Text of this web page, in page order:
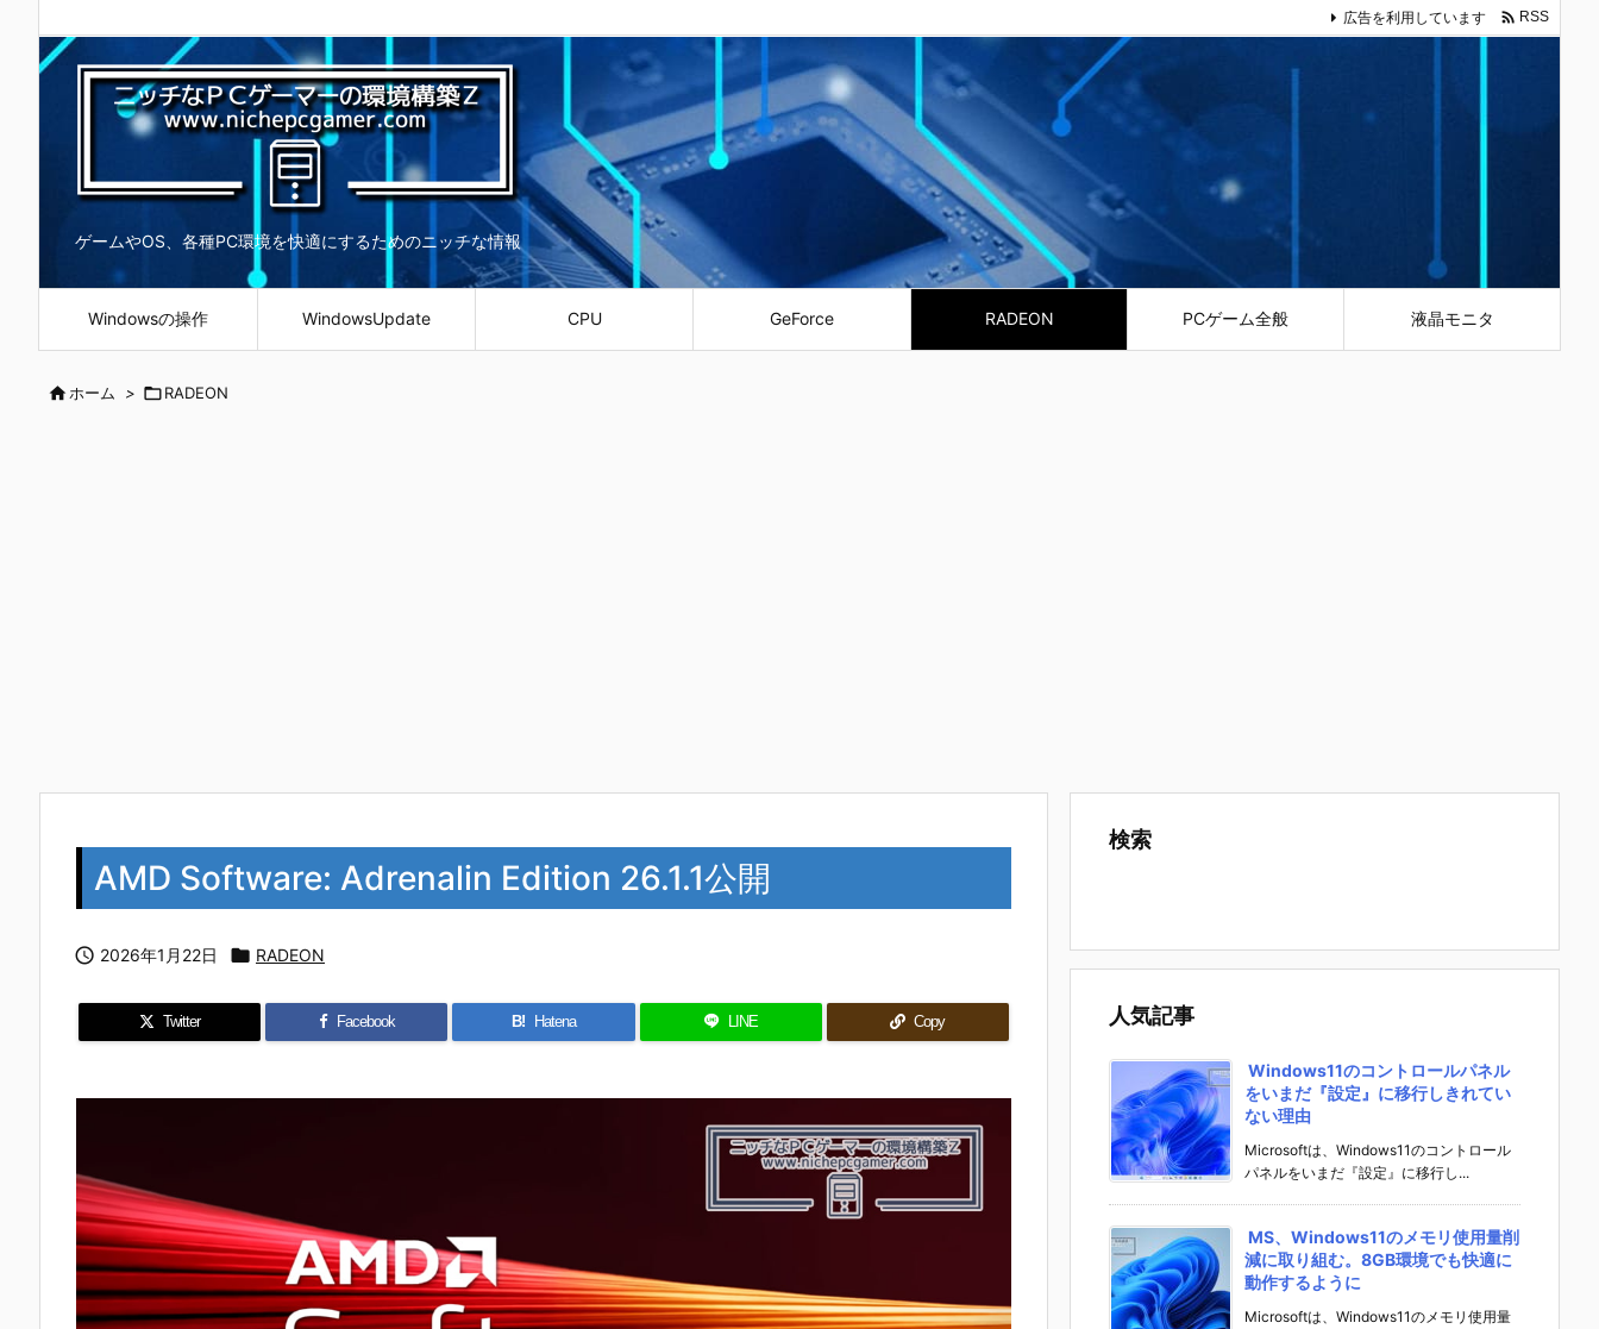
ゲームやOS、各種PC環境を快適にするためのニッチな情報
Windowsの操作 WindowsUpdate CPU GeForce RADEON PCゲーム全般 液晶モニタ
広告を利用しています  RSS
ホーム > RADEON
AMD Software: Adrenalin Edition 26.1.1公開
 2026年1月22日  RADEON
Twitter Facebook B! Hatena LINE Copy
検索
人気記事
Windows11のコントロールパネル
をいまだ『設定』に移行しきれてい
ない理由
Microsoftは、Windows11のコントロール
パネルをいまだ『設定』に移行し...
MS、Windows11のメモリ使用量削
減に取り組む。8GB環境でも快適に
動作するように
Microsoftは、Windows11のメモリ使用量